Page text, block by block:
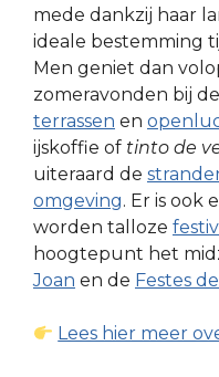
mede dankzij haar
ideale bestemming
Men geniet dan
zomeravonden bij de
terrassen en
ijskoffie of tinto de
uiteraard de
omgeving. Er is ook
worden talloze
hoogtepunt het
Joan en de Festes
Lees hier meer